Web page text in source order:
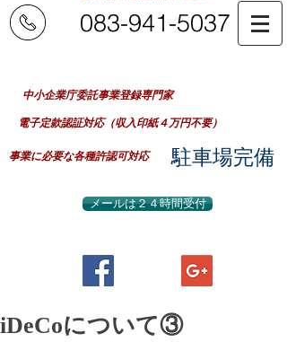
​中小企業庁委託事業登録専門家
083-941-5037
電子定款認証対応（収入印紙４万円不要）
​駐車場完備
事業に必要な各種許認可対応
メールは２４時間受付
iDeCoについて③